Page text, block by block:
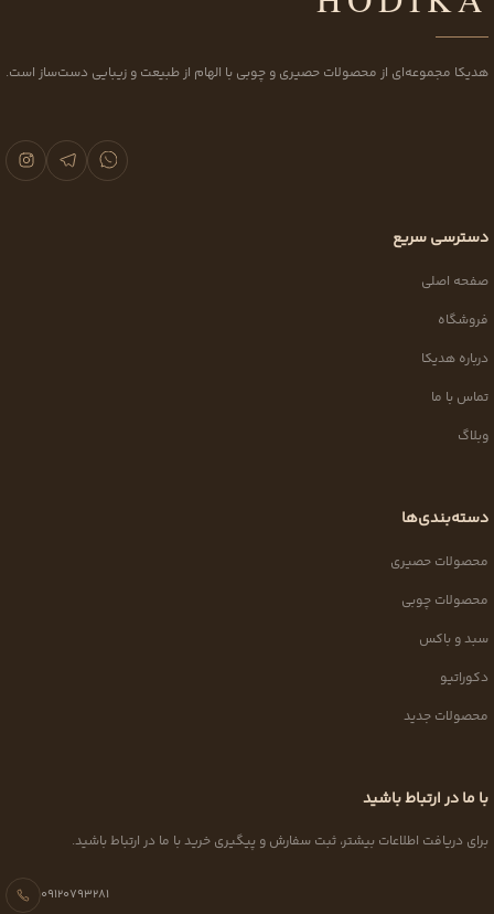
هدیکا مجموعه‌ای از محصولات حصیری و چوبی با الهام از طبیعت و زیبایی دست‌ساز است.
دسترسی سریع
صفحه اصلی
فروشگاه
درباره هدیکا
تماس با ما
وبلاگ
دسته‌بندی‌ها
محصولات حصیری
محصولات چوبی
سبد و باکس
دکوراتیو
محصولات جدید
با ما در ارتباط باشید
برای دریافت اطلاعات بیشتر، ثبت سفارش و پیگیری خرید با ما در ارتباط باشید.
09120793281